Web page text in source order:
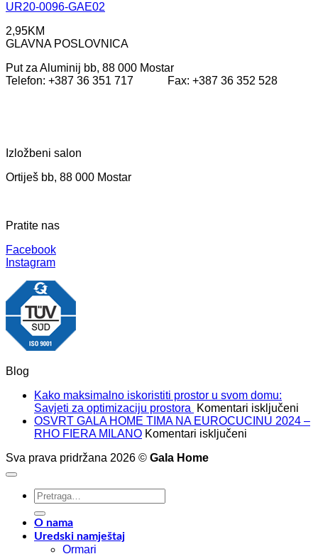
UR20-0096-GAE02
2,95KM
GLAVNA POSLOVNICA
Put za Aluminij bb, 88 000 Mostar
Telefon: +387 36 351 717 Fax: +387 36 352 528
Izložbeni salon
Ortiješ bb, 88 000 Mostar
Pratite nas
Facebook
Instagram
Blog
Kako maksimalno iskoristiti prostor u svom domu:
Savjeti za optimizaciju prostora
Komentari isključeni
OSVRT GALA HOME TIMA NA EUROCUCINU 2024 –
RHO FIERA MILANO Komentari isključeni
Sva prava pridržana 2026 © Gala Home
Pretraži:
O nama
Uredski namještaj
Ormari